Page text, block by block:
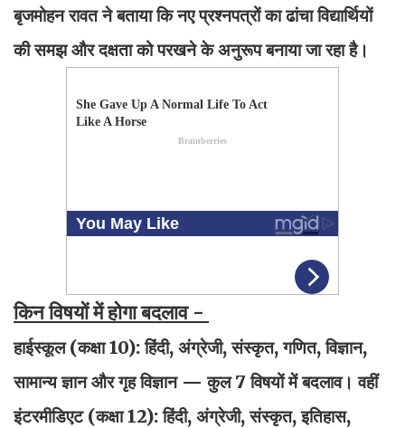
बृजमोहन रावत ने बताया कि नए प्रश्नपत्रों का ढांचा विद्यार्थियों
की समझ और दक्षता को परखने के अनुरूप बनाया जा रहा है।
किन विषयों में होगा बदलाव -
हाईस्कूल (कक्षा 10): हिंदी, अंग्रेजी, संस्कृत, गणित, विज्ञान,
सामान्य ज्ञान और गृह विज्ञान — कुल 7 विषयों में बदलाव। वहीं
इंटरमीडिएट (कक्षा 12): हिंदी, अंग्रेजी, संस्कृत, इतिहास,